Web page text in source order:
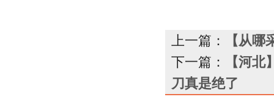
上一篇：
【从
下一篇：
【河
刀真是绝了